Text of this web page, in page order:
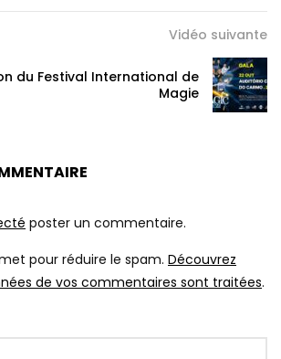
Vidéo suivante
du Festival International de
Magie
poster un commentaire.
pour réduire le spam. Découvrez
de vos commentaires sont traitées.